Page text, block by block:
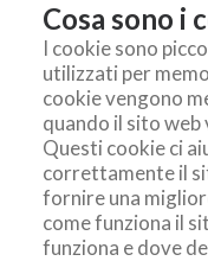
Cosa sono i
I cookie sono
utilizzati per
cookie vengono
quando il sito
Questi cookie ci
correttamente il
fornire una
come funziona il
funziona e dove